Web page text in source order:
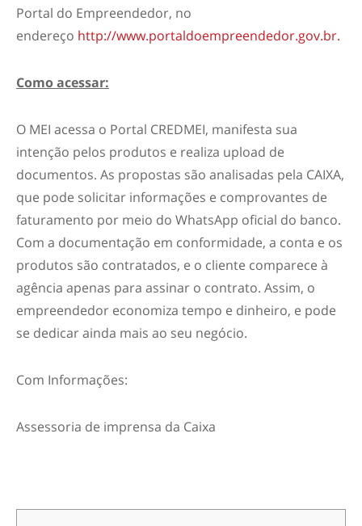
Portal do Empreendedor, no
endereço http://www.portaldoempreendedor.gov.br.
Como acessar:
O MEI acessa o Portal CREDMEI, manifesta sua
intenção pelos produtos e realiza upload de
documentos. As propostas são analisadas pela CAIXA,
que pode solicitar informações e comprovantes de
faturamento por meio do WhatsApp oficial do banco.
Com a documentação em conformidade, a conta e os
produtos são contratados, e o cliente comparece à
agência apenas para assinar o contrato. Assim, o
empreendedor economiza tempo e dinheiro, e pode
se dedicar ainda mais ao seu negócio.
Com Informações:
Assessoria de imprensa da Caixa